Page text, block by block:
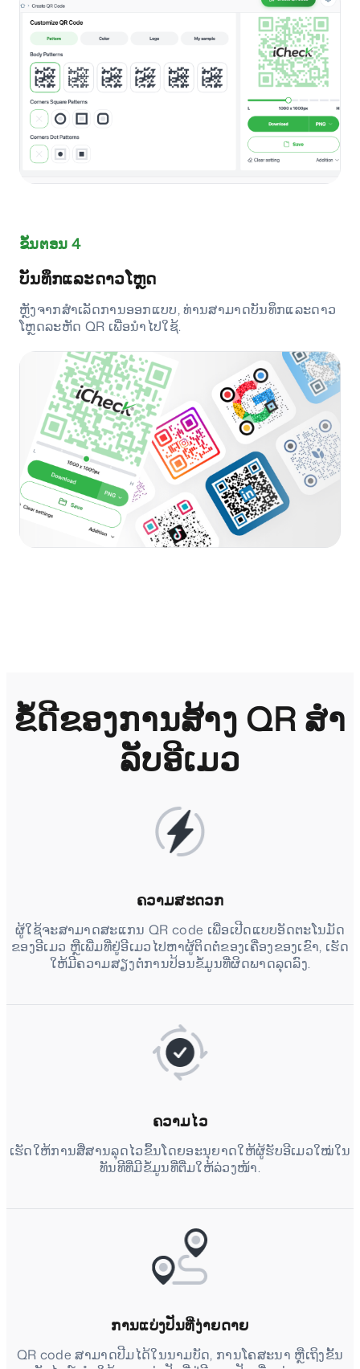
ຂັ້ນຕອນ 4
ບັນທຶກແລະດາວໂຫຼດ
ຫຼັງຈາກສຳເລັດການອອກແບບ, ທ່ານສາມາດບັນທຶກແລະດາວ
ໂຫຼດລະຫັດ QR ເພື່ອນຳໄປໃຊ້.
ຂໍ້ດີຂອງການສ້າງ QR ສໍາ
ລັບອີເມວ
ຄວາມສະດວກ
ຜູ້ໃຊ້ຈະສາມາດສະແກນ QR code ເພື່ອເປີດແບບອັດຕະໂນມັດ
ຂອງອີເມວ ຫຼືເພີ່ມທີ່ຢູ່ອີເມວໄປຫາຜູ້ຕິດຕໍ່ຂອງເຄື່ອງຂອງເຂົາ, ເຮັດ
ໃຫ້ມີຄວາມສຽງຕໍ່ການປ້ອນຂໍ້ມູນທີ່ຜິດພາດລຸດລົງ.
ຄວາມໄວ
ເຮັດໃຫ້ການສື່ສານລຸດໄວຂຶ້ນໂດຍອະນຸຍາດໃຫ້ຜູ້ຮັບອີເມວໃໝ່ໃນ
ທັນທີທີ່ມີຂໍ້ມູນທີ່ຕື່ມໃຫ້ລ່ວງໜ້າ.
ການແບ່ງປັນທີ່ງ່າຍດາຍ
QR code ສາມາດປີມໄດ້ໃນນາມບັດ, ການໂຄສະນາ ຫຼືເຖິງຂັ້ນ